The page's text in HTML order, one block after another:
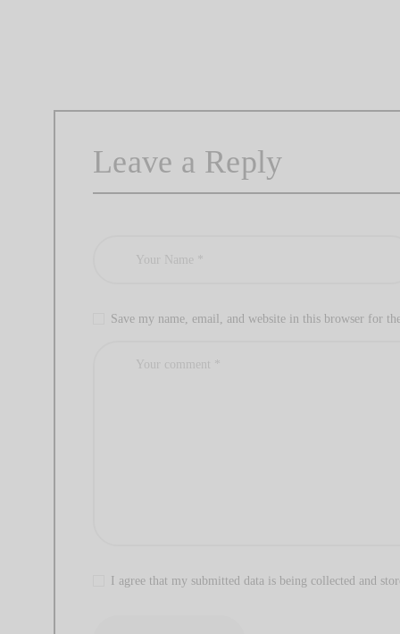
Leave a Reply
Save my name, email, and website in this browser for
I agree that my submitted data is being collected and